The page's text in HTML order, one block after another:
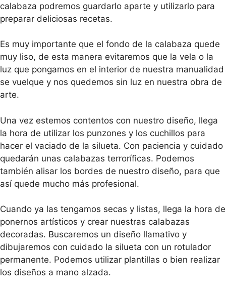
calabaza podremos guardarlo aparte y utilizarlo para
preparar deliciosas recetas.
Es muy importante que el fondo de la calabaza quede
muy liso, de esta manera evitaremos que la vela o la
luz que pongamos en el interior de nuestra manualidad
se vuelque y nos quedemos sin luz en nuestra obra de
arte.
Una vez estemos contentos con nuestro diseño, llega
la hora de utilizar los punzones y los cuchillos para
hacer el vaciado de la silueta. Con paciencia y cuidado
quedarán unas calabazas terroríficas. Podemos
también alisar los bordes de nuestro diseño, para que
así quede mucho más profesional.
Cuando ya las tengamos secas y listas, llega la hora de
ponernos artísticos y crear nuestras calabazas
decoradas. Buscaremos un diseño llamativo y
dibujaremos con cuidado la silueta con un rotulador
permanente. Podemos utilizar plantillas o bien realizar
los diseños a mano alzada.